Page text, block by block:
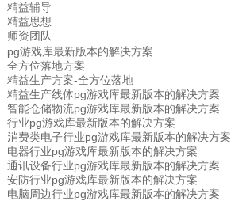
精益辅导
精益思想
师资团队
pg游戏库最新版本的解决方案
全方位落地方案
精益生产方案-全方位落地
精益生产线体pg游戏库最新版本的解决方案
智能仓储物流pg游戏库最新版本的解决方案
行业pg游戏库最新版本的解决方案
消费类电子行业pg游戏库最新版本的解决方案
电器行业pg游戏库最新版本的解决方案
通讯设备行业pg游戏库最新版本的解决方案
安防行业pg游戏库最新版本的解决方案
电脑周边行业pg游戏库最新版本的解决方案